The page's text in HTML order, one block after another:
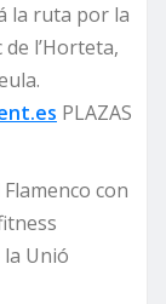
la ruta por la
l’Horteta,
PLAZAS
con
la Unió